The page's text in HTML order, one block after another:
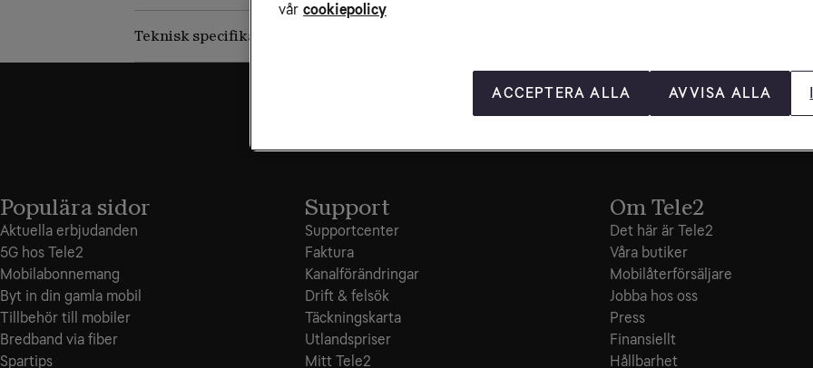
Teknisk specifikation
Populära sidor
Aktuella erbjudanden
5G hos Tele2
Mobilabonnemang
Byt in din gamla mobil
Tillbehör till mobiler
Bredband via fiber
Spartips
Support
Supportcenter
Faktura
Kanalförändringar
Drift & felsök
Täckningskarta
Utlandspriser
Mitt Tele2
Om Tele2
Det här är Tele2
Våra butiker
Mobilåterförsäljare
Jobba hos oss
Press
Finansiellt
Hållbarhet
vår cookiepolicy
ACCEPTERA ALLA AVVISA ALLA